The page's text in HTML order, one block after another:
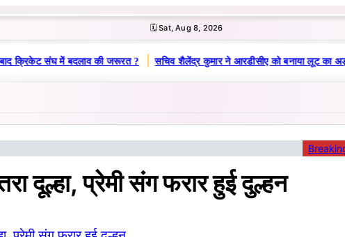
🗓️ Sat, Aug 8, 2026
क्रिकेट संघ में बदलाव की जरूरत ? | सचिव शैलेंद्र कुमार ने आरडीसीए को बनाया लूट का
दूल्हा, प्रेमी संग फरार हुई दुल्हन